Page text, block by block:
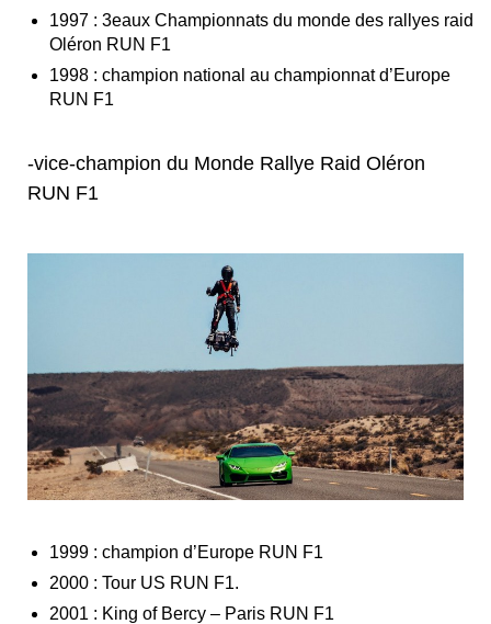
1997 : 3eaux Championnats du monde des rallyes raid
Oléron RUN F1
1998 : champion national au championnat d’Europe
RUN F1
-vice-champion du Monde Rallye Raid Oléron
RUN F1
1999 : champion d’Europe RUN F1
2000 : Tour US RUN F1.
2001 : King of Bercy – Paris RUN F1